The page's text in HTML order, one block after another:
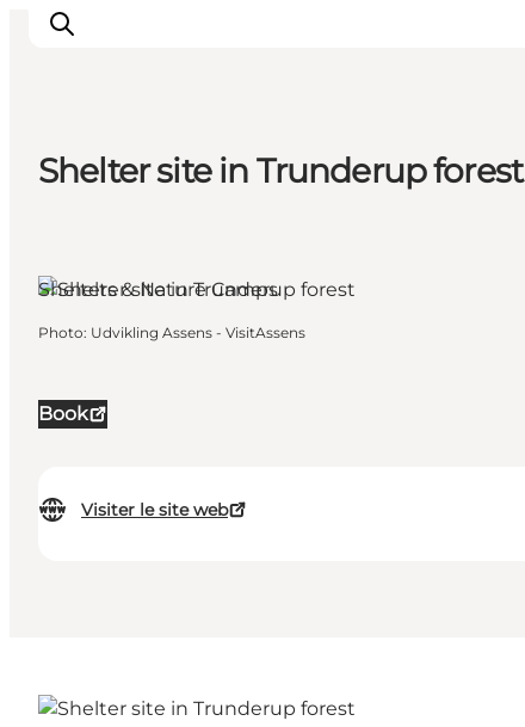
Quoi faire
Hébergements
Planifiez votre voyage
Shelter site in Trunderup forest
Book
Visiter le site web
Shelters & Nature Camps
Photo: Udvikling Assens - VisitAssens